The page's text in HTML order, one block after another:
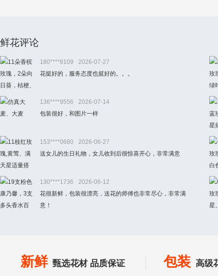
鲜花评论
180****8109
2026-07-27
花挺好的，服务态度也挺好的。。。
136****9556
2026-07-14
包装很好，和图片一样
153****0680
2026-06-27
送女儿的生日礼物，女儿收到后很惊喜开心，非常满意
130****1736
2026-06-12
花很新鲜，包装很漂亮，送花的师傅也非常尽心，非常满
意！
新鲜 甄选花材 品质保证 包装 高级